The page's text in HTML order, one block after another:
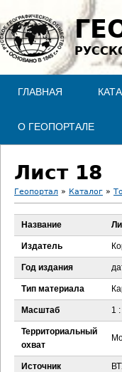
ГЛАВНАЯ
О ГЕОПОРТАЛЕ
Лист 18
В
ы
д
е
с
Геопортал » Каталог »
Название
Издатель
Год издания
Тип материала
Масштаб 1
Территориальный
охват
Источник